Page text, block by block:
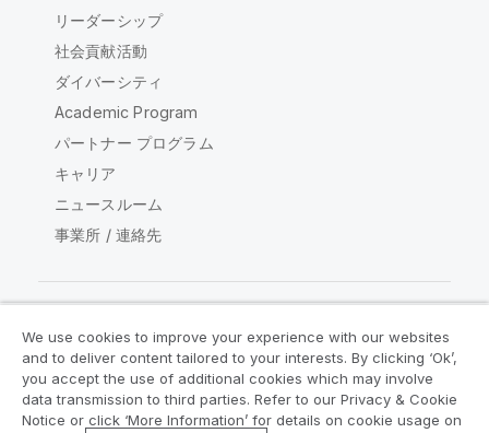
リーダーシップ
社会貢献活動
ダイバーシティ
Academic Program
パートナー プログラム
キャリア
ニュースルーム
事業所 / 連絡先
Qlik コミュニティ
法的契約 製品規約
Legal Policies
We use cookies to improve your experience with our websites
and to deliver content tailored to your interests. By clicking ‘Ok’,
you accept the use of additional cookies which may involve
data transmission to third parties. Refer to our Privacy & Cookie
Notice or click ‘More Information’ for details on cookie usage on